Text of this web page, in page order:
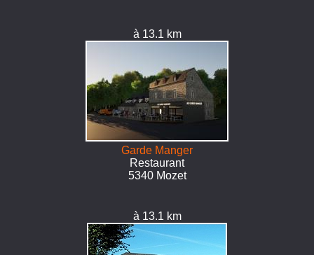
à 13.1 km
Garde Manger
Restaurant
5340 Mozet
à 13.1 km